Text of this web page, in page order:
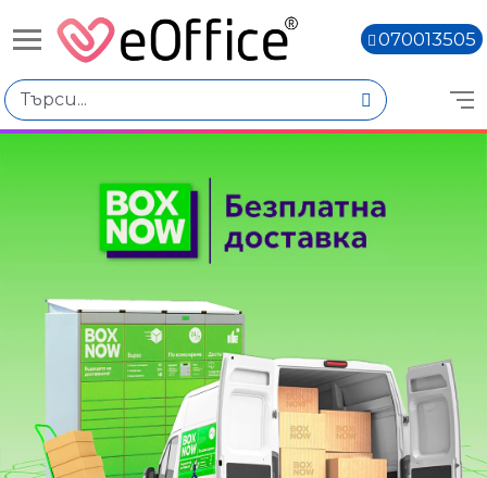
070013505
Избери по
Цена
€0.91 - €1.10
€1.54 - €1.73
Office Point
Цветен микс
Черен